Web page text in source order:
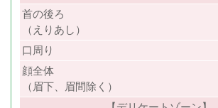
首の後ろ
（えりあし）
口周り
顔全体
（眉下、眉間除く）